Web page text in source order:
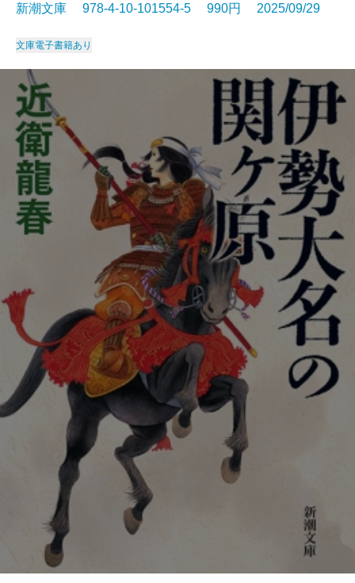
新潮文庫 978-4-10-101554-5 990円 2025/09/29
文庫電子書籍あり